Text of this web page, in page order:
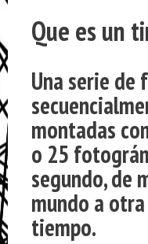
Que es un
Una serie
montadas
o 25
segundo, de
mundo a
tiempo.